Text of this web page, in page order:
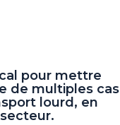
pour mettre
de multiples cas
lourd, en